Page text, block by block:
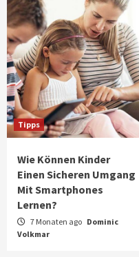
Tipps
Wie Können Kinder
Einen Sicheren Umgang
Mit Smartphones
Lernen?
7 Monaten ago Dominic
Volkmar